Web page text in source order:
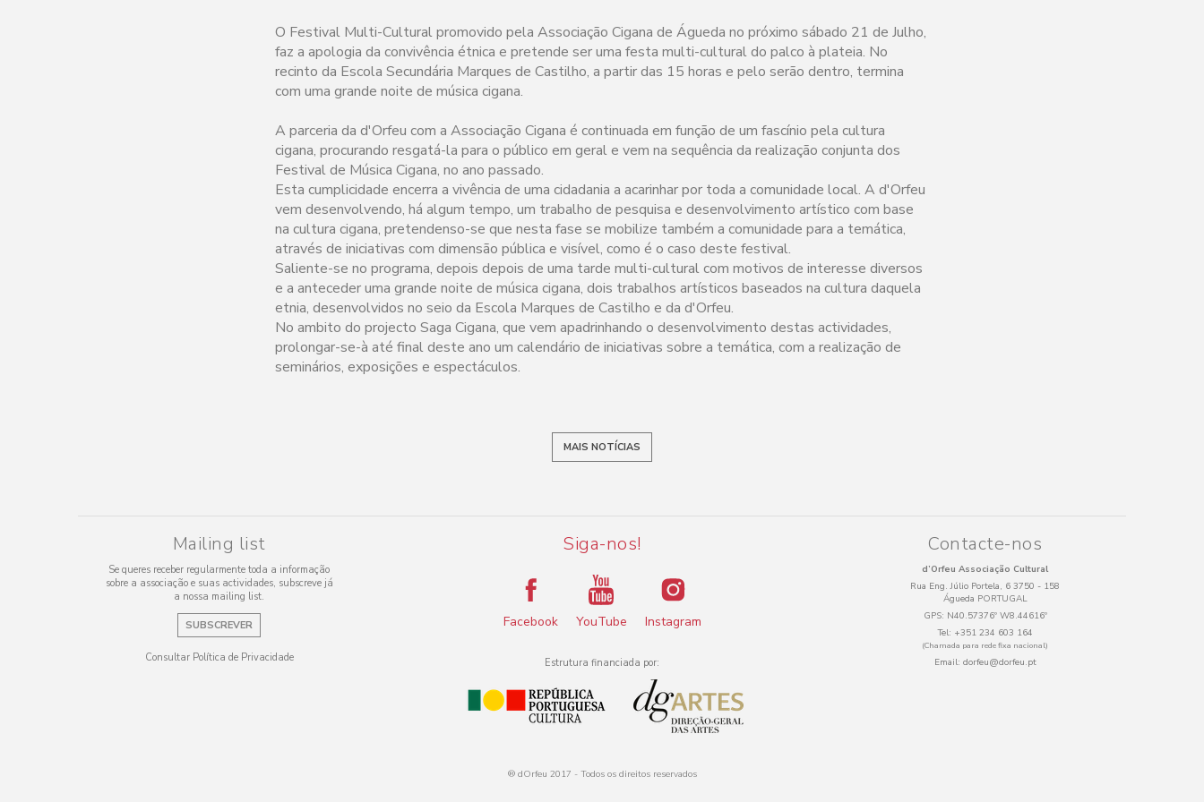
O Festival Multi-Cultural promovido pela Associação Cigana de Águeda no próximo sábado 21 de Julho,
faz a apologia da convivência étnica e pretende ser uma festa multi-cultural do palco à plateia. No
recinto da Escola Secundária Marques de Castilho, a partir das 15 horas e pelo serão dentro, termina
com uma grande noite de música cigana.
A parceria da d'Orfeu com a Associação Cigana é continuada em função de um fascínio pela cultura
cigana, procurando resgatá-la para o público em geral e vem na sequência da realização conjunta dos
Festival de Música Cigana, no ano passado.
Esta cumplicidade encerra a vivência de uma cidadania a acarinhar por toda a comunidade local. A d'Orfeu
vem desenvolvendo, há algum tempo, um trabalho de pesquisa e desenvolvimento artístico com base
na cultura cigana, pretendenso-se que nesta fase se mobilize também a comunidade para a temática,
através de iniciativas com dimensão pública e visível, como é o caso deste festival.
Saliente-se no programa, depois depois de uma tarde multi-cultural com motivos de interesse diversos
e a anteceder uma grande noite de música cigana, dois trabalhos artísticos baseados na cultura daquela
etnia, desenvolvidos no seio da Escola Marques de Castilho e da d'Orfeu.
No ambito do projecto Saga Cigana, que vem apadrinhando o desenvolvimento destas actividades,
prolongar-se-à até final deste ano um calendário de iniciativas sobre a temática, com a realização de
seminários, exposições e espectáculos.
MAIS NOTÍCIAS
Mailing list
Se queres receber regularmente toda a informação
sobre a associação e suas actividades, subscreve já
a nossa mailing list.
SUBSCREVER
Consultar Política de Privacidade
Siga-nos!
Facebook YouTube Instagram
Estrutura financiada por:
Contacte-nos
d’Orfeu Associação Cultural
Rua Eng. Júlio Portela, 6 3750 - 158
Águeda PORTUGAL
GPS: N40.57376º W8.44616º
Tel: +351 234 603 164
(Chamada para rede fixa nacional)
Email: dorfeu@dorfeu.pt
® dOrfeu 2017 - Todos os direitos reservados